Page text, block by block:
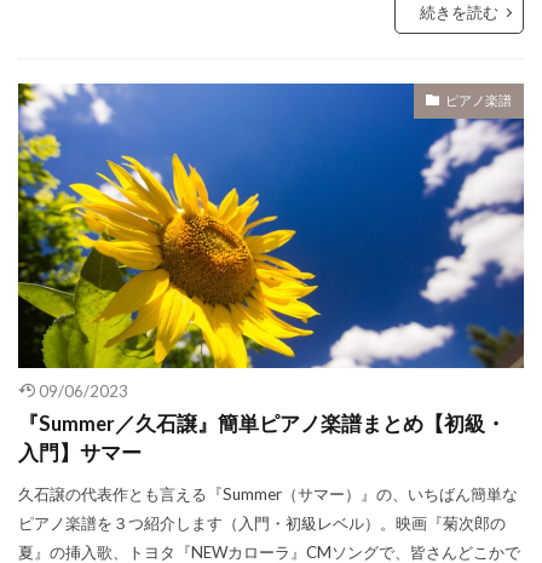
続きを読む
ピアノ楽譜
09/06/2023
『Summer／久石譲』簡単ピアノ楽譜まとめ【初級・
入門】サマー
久石譲の代表作とも言える『Summer（サマー）』の、いちばん簡単な
ピアノ楽譜を３つ紹介します（入門・初級レベル）。映画『菊次郎の
夏』の挿入歌、トヨタ『NEWカローラ』CMソングで、皆さんどこかで